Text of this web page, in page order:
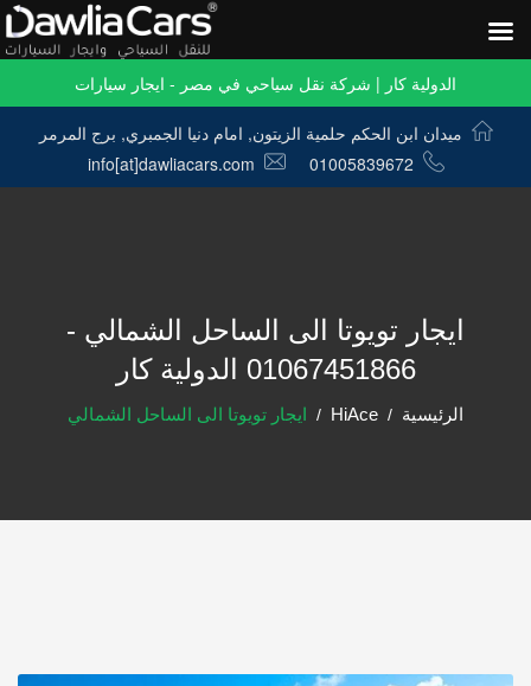
الدولية كار | شركة نقل سياحي في مصر - ايجار سيارات
ميدان ابن الحكم حلمية الزيتون, امام دنيا الجمبري, برج المرمر
01005839672
info[at]dawliacars.com
ايجار تويوتا الى الساحل الشمالي -
01067451866 الدولية كار
الرئيسية HiAce ايجار تويوتا الى الساحل الشمالي